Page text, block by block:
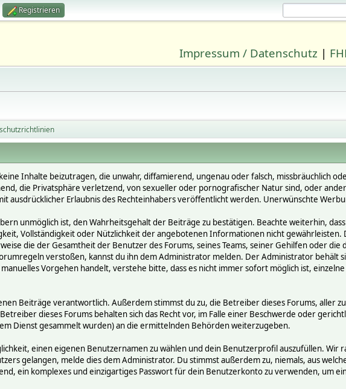
Registrieren
Impressum / Datenschutz |
Inhalte beizutragen, die unwahr, diffamierend, ungenau oder falsch, missbräuchlich
die Privatsphäre verletzend, von sexueller oder pornografischer Natur sind, oder
ausdrücklicher Erlaubnis des Rechteinhabers veröffentlicht werden. Unerwünschte
unmöglich ist, den Wahrheitsgehalt der Beiträge zu bestätigen. Beachte weiterhin,
Vollständigkeit oder Nützlichkeit der angebotenen Informationen nicht
die der Gesamtheit der Benutzer des Forums, seines Teams, seiner Gehilfen oder
verstoßen, kannst du ihn dem Administrator melden. Der Administrator behält
Vorgehen handelt, verstehe bitte, dass es nicht immer sofort möglich ist,
Beiträge verantwortlich. Außerdem stimmst du zu, die Betreiber dieses Forums, aller
dieses Forums behalten sich das Recht vor, im Falle einer Beschwerde oder
Dienst gesammelt wurden) an die ermittelnden Behörden weiterzugeben.
einen eigenen Benutzernamen zu wählen und dein Benutzerprofil auszufüllen. Wir
gelangen, melde dies dem Administrator. Du stimmst außerdem zu, niemals, aus
ein komplexes und einzigartiges Passwort für dein Benutzerkonto zu verwenden, um